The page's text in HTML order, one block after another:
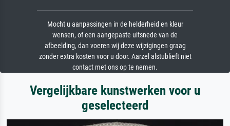
Mocht u aanpassingen in de helderheid en kleur
wensen, of een aangepaste uitsnede van de
afbeelding, dan voeren wij deze wijzigingen graag
zonder extra kosten voor u door. Aarzel alstublieft niet
contact met ons op te nemen.
Vergelijkbare kunstwerken voor u
geselecteerd